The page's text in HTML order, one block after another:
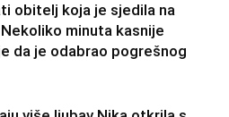
obitelj koja je sjedila na
minuta kasnije
da je odabrao pogrešnog